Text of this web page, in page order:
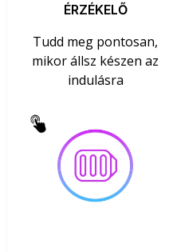
ÉRZÉKELŐ
Tudd meg pontosan,
mikor állsz készen az
indulásra